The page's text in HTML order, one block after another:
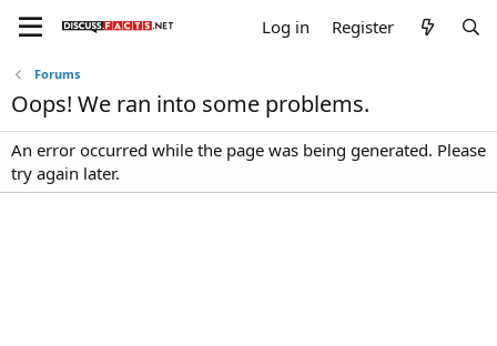
Log in Register
Forums
Oops! We ran into some problems.
An error occurred while the page was being generated. Please
try again later.